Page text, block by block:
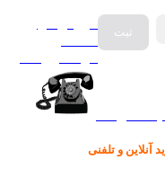
فروش انواع
آنلاین و تلفنی